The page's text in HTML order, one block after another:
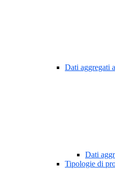
Dati aggregati
Dati
Tipologie di